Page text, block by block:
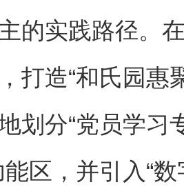
的实践路径。
打造“和氏园惠
划分“党员学习
能区，并引入“